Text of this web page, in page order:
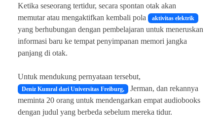
Ketika seseorang tertidur, secara spontan otak akan
memutar atau mengaktifkan kembali pola
aktivitas elektrik
yang berhubungan dengan pembelajaran untuk meneruskan
informasi baru ke tempat penyimpanan memori jangka
panjang di otak.
Untuk mendukung pernyataan tersebut,
Deniz Kumral dari Universitas Freiburg, Jerman, dan rekannya
meminta 20 orang untuk mendengarkan empat audiobooks
dengan judul yang berbeda sebelum mereka tidur.